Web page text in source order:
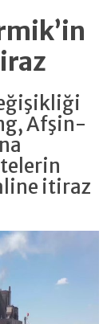
Afşin-
itiraz